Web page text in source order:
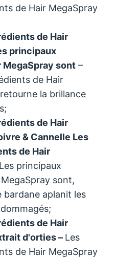
de Hair MegaSpray
de Hair
principaux
sont –
de Hair
la brillance
de Hair
& Cannelle Les
de Hair
principaux
sont,
bardane aplanit les
de Hair
d'orties – Les
de Hair MegaSpray